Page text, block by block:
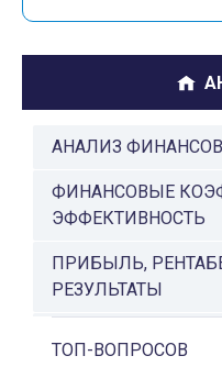
АНАЛИЗ
ФИНАНСОВЫЕ
ЭФФЕКТИВНОСТЬ
ПРИБЫЛЬ,
РЕЗУЛЬТАТЫ
ТОП-ВОПРОСОВ